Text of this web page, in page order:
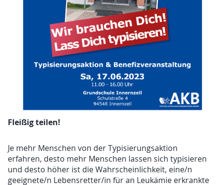
Fleißig teilen!
Je mehr Menschen von der Typisierungsaktion
erfahren, desto mehr Menschen lassen sich typisieren
und desto höher ist die Wahrscheinlichkeit, eine/n
geeignete/n Lebensretter/in für an Leukämie erkrankte